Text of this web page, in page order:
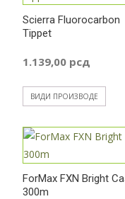
Scierra Fluorocarbon
Tippet
1.139,00 рсд
ВИДИ ПРОИЗВОДЕ
ForMax FXN Bright
300m